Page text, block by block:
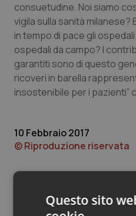
Oncologia &
Psoriasi & pelle
Quotidiano
Quotidiano Oncologia
Quotidiano Pediatria
Rene & patologie
consuetudine. Noi siamo
vigila sulla sanità
in tempo di pace gli
ospedali da campo? I
garantiti sono di questo
ricoveri in barella
insostenibile per i pazienti”
10 Febbraio 2017
© Riproduzione riservata
Questo sito